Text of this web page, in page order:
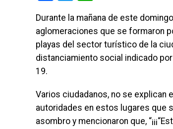
Durante la mañana de este
aglomeraciones que se formaron
playas del sector turístico de la
distanciamiento social indicado
19.
Varios ciudadanos, no se explican
autoridades en estos lugares que
asombro y mencionaron que,